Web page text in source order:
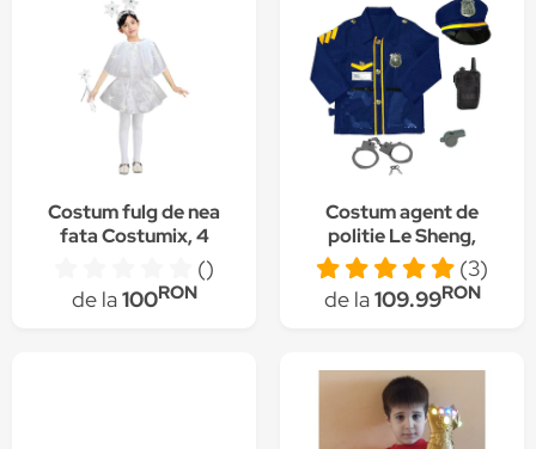
Costum fulg de nea
fata Costumix, 4
piese, alb, S, 3-5 ani
()
de la100RON
Costum agent de
politie Le Sheng,
accesorii incluse, 3
ani+
(3)
de la109.99RON